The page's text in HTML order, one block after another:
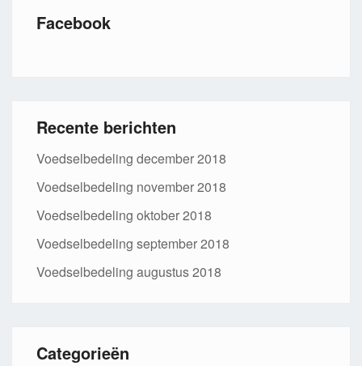
Facebook
Recente berichten
Voedselbedeling december 2018
Voedselbedeling november 2018
Voedselbedeling oktober 2018
Voedselbedeling september 2018
Voedselbedeling augustus 2018
Categorieën